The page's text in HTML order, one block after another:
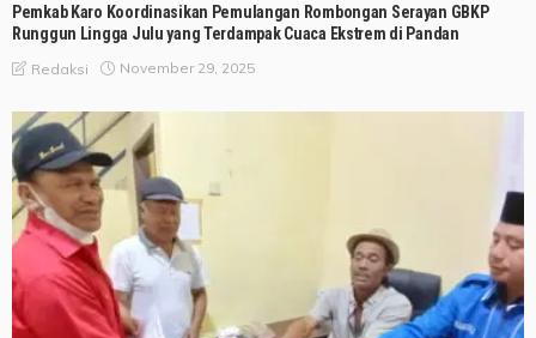
Pemkab Karo Koordinasikan Pemulangan Rombongan Serayan GBKP
Runggun Lingga Julu yang Terdampak Cuaca Ekstrem di Pandan
Redaksi November 29, 2025